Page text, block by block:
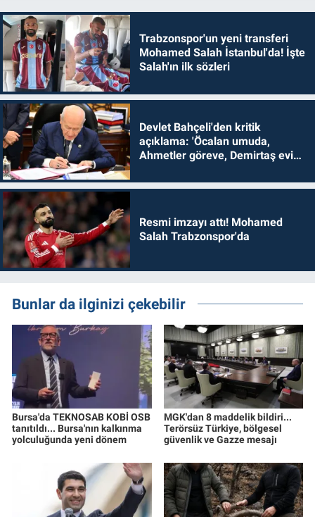
Trabzonspor'un yeni transferi
Mohamed Salah İstanbul'da! İşte
Salah'ın ilk sözleri
Devlet Bahçeli'den kritik
açıklama: 'Öcalan umuda,
Ahmetler göreve, Demirtaş evine
Resmi imzayı attı! Mohamed
Salah Trabzonspor'da
Bunlar da ilginizi çekebilir
Bursa'da TEKNOSAB KOBİ OSB
tanıtıldı... Bursa'nın kalkınma
yolculuğunda yeni dönem
MGK'dan 8 maddelik bildiri...
Terörsüz Türkiye, bölgesel
güvenlik ve Gazze mesajı